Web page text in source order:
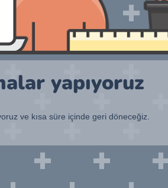
yapıyoruz
ve kısa süre içinde geri döneceğiz.